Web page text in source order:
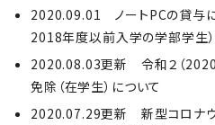
2020.09.01 ノートPCの貸与に
2018年度以前入学の学部学生）
2020.08.03更新 令和２（
免除（在学生）について
2020.07.29更新 新型コロナ